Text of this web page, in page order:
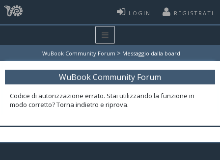
LOGIN REGISTRATI
WuBook Community Forum > Messaggio dalla board
WuBook Community Forum
Codice di autorizzazione errato. Stai utilizzando la funzione in
modo corretto? Torna indietro e riprova.